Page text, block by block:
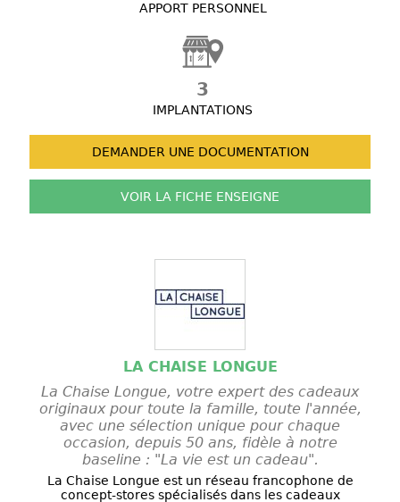
APPORT PERSONNEL
3
IMPLANTATIONS
DEMANDER UNE DOCUMENTATION
VOIR LA FICHE ENSEIGNE
LA CHAISE LONGUE
La Chaise Longue, votre expert des cadeaux
originaux pour toute la famille, toute l'année,
avec une sélection unique pour chaque
occasion, depuis 50 ans, fidèle à notre
baseline : "La vie est un cadeau".
La Chaise Longue est un réseau francophone de
concept-stores spécialisés dans les cadeaux